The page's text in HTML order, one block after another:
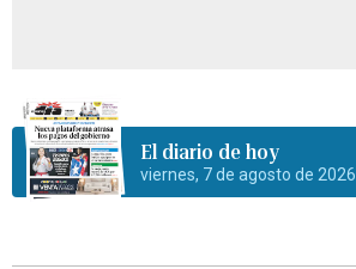
El diario de hoy
viernes, 7 de agosto de 2026